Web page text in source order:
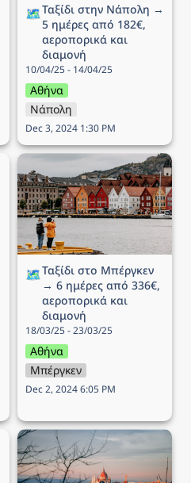
🗺️Ταξίδι στην Νάπολη →
5 ημέρες από 182€,
αεροπορικά και
διαμονή
10/04/25 - 14/04/25
Αθήνα
Νάπολη
Dec 3, 2024 1:30 PM
Ταξίδι στo Μπέργκεν → 6
ημέρες από 336€,
αεροπορικά και διαμονή
🗺️Ταξίδι στo Μπέργκεν
→ 6 ημέρες από 336€,
αεροπορικά και
διαμονή
18/03/25 - 23/03/25
Αθήνα
Μπέργκεν
Dec 2, 2024 6:05 PM
Ταξίδι στην Βουδαπέστη
→ 5 ημέρες από 143€,
αεροπορικά και διαμονή